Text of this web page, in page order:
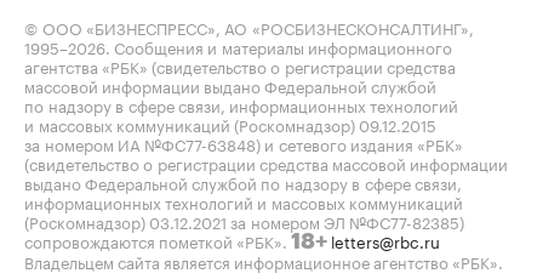
© ООО «БИЗНЕСПРЕСС», АО «РОСБИЗНЕСКОНСАЛТИНГ»,
1995–2026 . Сообщения и материалы информационного
агентства «РБК» (свидетельство о регистрации средства
массовой информации выдано Федеральной службой
по надзору в сфере связи, информационных технологий
и массовых коммуникаций (Роскомнадзор) 09.12.2015
за номером ИА №ФС77-63848) и сетевого издания «РБК»
(свидетельство о регистрации средства массовой информации
выдано Федеральной службой по надзору в сфере связи,
информационных технологий и массовых коммуникаций
(Роскомнадзор) 03.12.2021 за номером ЭЛ №ФС77-82385)
сопровождаются пометкой «РБК». 18+ letters@rbc.ru
Владельцем сайта является информационное агентство «РБК».